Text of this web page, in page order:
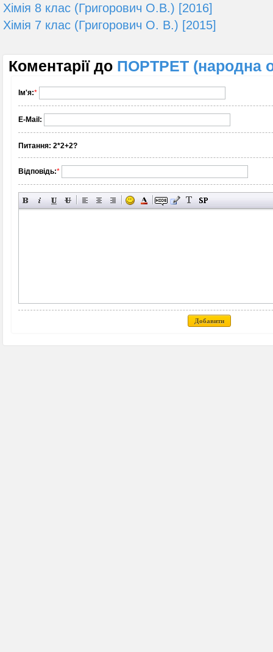
Хімія 8 клас (Григорович О.В.) [2016]
Хімія 7 клас (Григорович О. В.) [2015]
Коментарії до ПОРТРЕТ (народна
Ім'я:*
E-Mail:
Питання: 2*2+2?
Відповідь:*
Добавити